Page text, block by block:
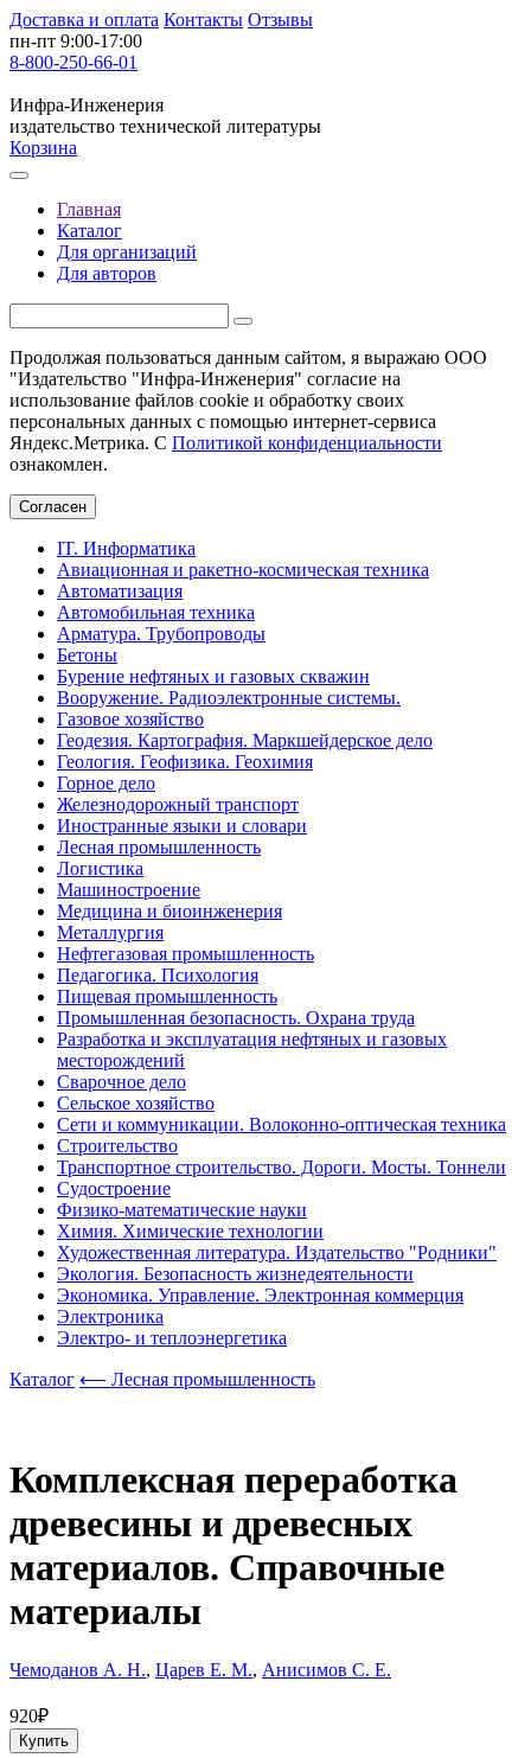
Доставка и оплата Контакты Отзывы
пн-пт 9:00-17:00
8-800-250-66-01
Инфра-Инженерия
издательство технической литературы
Корзина
Главная
Каталог
Для организаций
Для авторов
Продолжая пользоваться данным сайтом, я выражаю ООО
"Издательство "Инфра-Инженерия" согласие на
использование файлов cookie и обработку своих
персональных данных с помощью интернет-сервиса
Яндекс.Метрика. С Политикой конфиденциальности
ознакомлен.
Согласен
IT. Информатика
Авиационная и ракетно-космическая техника
Автоматизация
Автомобильная техника
Арматура. Трубопроводы
Бетоны
Бурение нефтяных и газовых скважин
Вооружение. Радиоэлектронные системы.
Газовое хозяйство
Геодезия. Картография. Маркшейдерское дело
Геология. Геофизика. Геохимия
Горное дело
Железнодорожный транспорт
Иностранные языки и словари
Лесная промышленность
Логистика
Машиностроение
Медицина и биоинженерия
Металлургия
Нефтегазовая промышленность
Педагогика. Психология
Пищевая промышленность
Промышленная безопасность. Охрана труда
Разработка и эксплуатация нефтяных и газовых
месторождений
Сварочное дело
Сельское хозяйство
Сети и коммуникации. Волоконно-оптическая техника
Строительство
Транспортное строительство. Дороги. Мосты. Тоннели
Судостроение
Физико-математические науки
Химия. Химические технологии
Художественная литература. Издательство "Родники"
Экология. Безопасность жизнедеятельности
Экономика. Управление. Электронная коммерция
Электроника
Электро- и теплоэнергетика
Каталог ⟵ Лесная промышленность
Комплексная переработка
древесины и древесных
материалов. Справочные
материалы
Чемоданов А. Н., Царев Е. М., Анисимов С. Е.
920₽
Купить